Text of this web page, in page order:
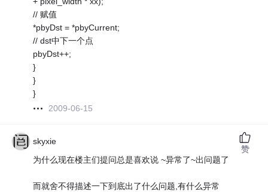
// 赋值
*pbyDst = *pbyCurrent;
// dst中下一个点
pbyDst++;
}
}
}
2009-06-15
skyxie
为什么现在楼主们提问总是喜欢说 ~异常了~出问题了
而就舍不得描述一下到底出了什么问题,有什么异常
赞